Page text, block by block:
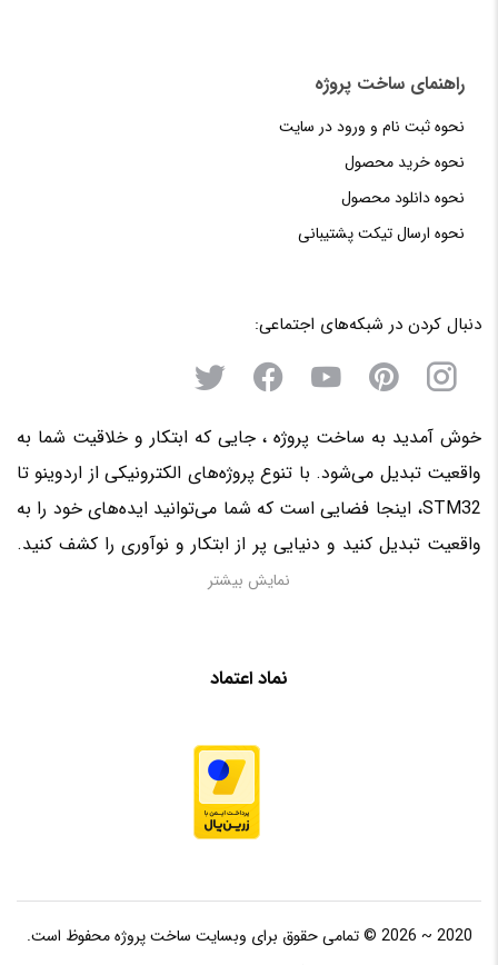
راهنمای‌‌ ساخت‌ پروژه
نحوه‌ ثبت‌ نام و ورود در سایت
نحوه خرید محصول
نحوه دانلود محصول
نحوه‌ ارسال‌ تیکت‌ پشتیبانی
دنبال کردن در شبکه‌های اجتماعی:
خوش آمدید به ساخت پروژه ، جایی که ابتکار و خلاقیت شما به
واقعیت تبدیل می‌شود. با تنوع پروژه‌های الکترونیکی از اردوینو تا
STM32، اینجا فضایی است که شما می‌توانید ایده‌های خود را به
واقعیت تبدیل کنید و دنیایی پر از ابتکار و نوآوری را کشف کنید.
منتظر حضور فعال شما در این سرزمین الکترونیکی هستیم!
نمایش بیشتر
نماد اعتماد
2020 ~ 2026 © تمامی حقوق برای وبسایت ساخت پروژه محفوظ است.